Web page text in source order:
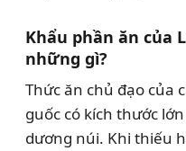
Khẩu phần ăn của
những gì?
Thức ăn chủ đạo của
guốc có kích thước
dương núi. Khi thiếu